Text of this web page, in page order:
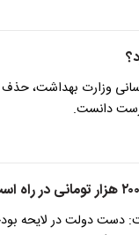
وزارت بهداشت، حذف
دانست.